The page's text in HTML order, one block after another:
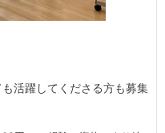
活躍してくださる方も募集